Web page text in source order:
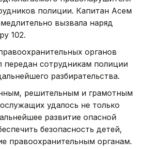
полиции. Капитан Асем
вызвала наряд
102.
органов
сотрудникам полиции
разбирательства.
решительным и грамотным
удалось не только
развитие опасной
безопасность детей,
правоохранительным органам.